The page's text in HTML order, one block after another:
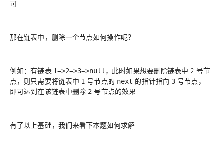
可
那在链表中，删除一个节点如何操作呢？
例如：有链表 1=>2=>3=>null ，此时如果想要删除链表中 2 号节
点，则只需要将链表中 1 号节点的 next 的指针指向 3 号节点，
即可达到在该链表中删除 2 号节点的效果
有了以上基础，我们来看下本题如何求解